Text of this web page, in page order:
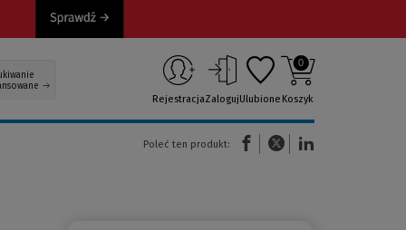
RejestracjaZalogujUlubione
0
Koszyk
Poleć ten produkt:
(Nowe okno)(Link do innej strony)